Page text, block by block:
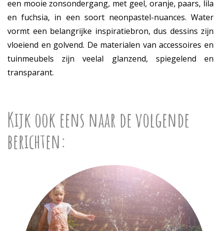
een mooie zonsondergang, met geel, oranje, paars, lila
en fuchsia, in een soort neonpastel-nuances. Water
vormt een belangrijke inspiratiebron, dus dessins zijn
vloeiend en golvend. De materialen van accessoires en
tuinmeubels zijn veelal glanzend, spiegelend en
transparant.
Kijk ook eens naar de volgende
berichten: